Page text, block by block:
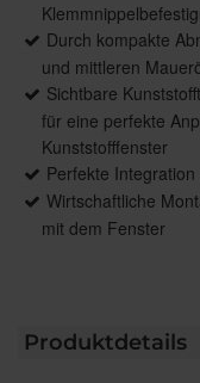
Durch kompakte
und mittleren
Sichtbare
für eine perfekte
Kunststofffenster
Perfekte
Wirtschaftliche
mit dem Fenster
Produktdetails